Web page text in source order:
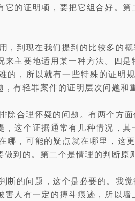
它的证明项，要把它组合好。
，到现在我们提到的比较多的
来主要地适用某一种方法。四
的，所以就有一些特殊的证明
有轻罪案件的证明层次问题
除合理怀疑的问题。有两个方
，这个证据通常有几种情况，
哪，可能的疑点就在哪里，这
到的。第二个是情理的判断
断的问题，这个是必要的。我
害人有一定的搏斗痕迹，所以